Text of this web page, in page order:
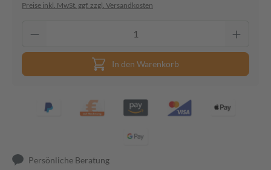
Preise inkl. MwSt. ggf. zzgl. Versandkosten
In den Warenkorb
Persönliche Beratung